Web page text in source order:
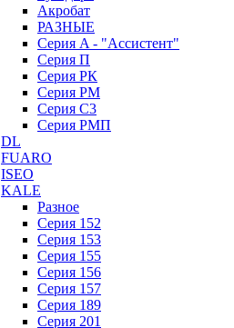
Акробат
РАЗНЫЕ
Серия A - "Ассистент"
Серия П
Серия РК
Серия РМ
Серия С3
Серия РМП
DL
FUARO
ISEO
KALE
Разное
Серия 152
Серия 153
Серия 155
Серия 156
Серия 157
Серия 189
Серия 201